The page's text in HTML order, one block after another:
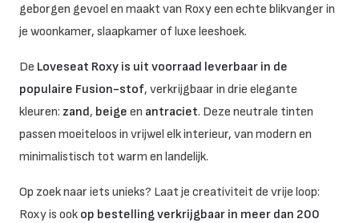
geborgen gevoel en maakt van Roxy een echte blikvanger in
je woonkamer, slaapkamer of luxe leeshoek.
De Loveseat Roxy is uit voorraad leverbaar in de
populaire Fusion-stof, verkrijgbaar in drie elegante
kleuren: zand, beige en antraciet. Deze neutrale tinten
passen moeiteloos in vrijwel elk interieur, van modern en
minimalistisch tot warm en landelijk.
Op zoek naar iets unieks? Laat je creativiteit de vrije loop:
Roxy is ook op bestelling verkrijgbaar in meer dan 200